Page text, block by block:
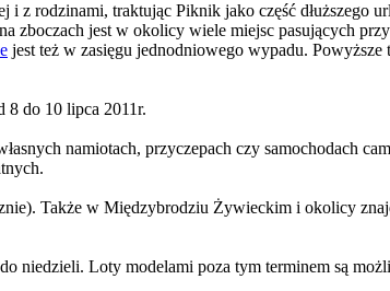
z rodzinami, traktując Piknik jako część dłuższego
zboczach jest w okolicy wiele miejsc pasujących
jest też w zasięgu jednodniowego wypadu.
8 do 10 lipca 2011r.
namiotach, przyczepach czy samochodach
Także w Międzybrodziu Żywieckim i okolicy
niedzieli. Loty modelami poza tym terminem są